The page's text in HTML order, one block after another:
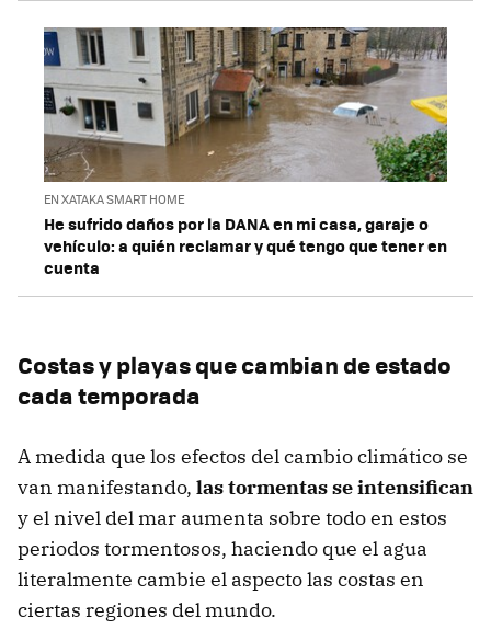
EN XATAKA SMART HOME
He sufrido daños por la DANA en mi casa, garaje o
vehículo: a quién reclamar y qué tengo que tener en
cuenta
Costas y playas que cambian de estado
cada temporada
A medida que los efectos del cambio climático se
van manifestando, las tormentas se intensifican
y el nivel del mar aumenta sobre todo en estos
periodos tormentosos, haciendo que el agua
literalmente cambie el aspecto las costas en
ciertas regiones del mundo.